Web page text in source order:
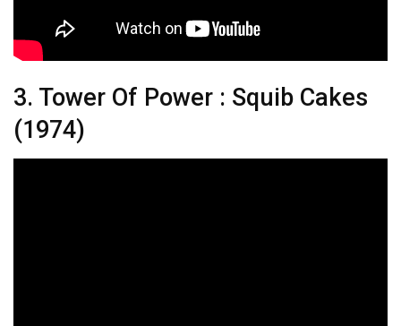
3. Tower Of Power : Squib Cakes
(1974)